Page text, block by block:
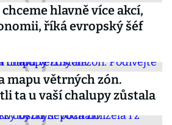
hlavně více akcí,
říká evropský šéf
mapu větrných zón.
ta u vaší chalupy zůstala